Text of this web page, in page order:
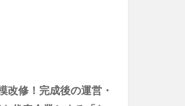
改修！完成後の運営・